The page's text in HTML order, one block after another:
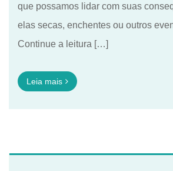
que possamos lidar com suas
elas secas, enchentes ou outros
Continue a leitura […]
Leia mais